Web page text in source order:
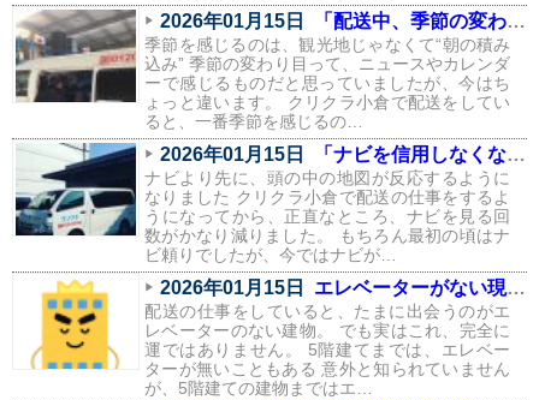
2026年01月15日 「配送中、季節の変わり目を一番感じるのはこの瞬間」
季節を感じるのは、観光地じゃなくて“朝の積み
込み” 季節の変わり目って、ニュースやカレンダ
ーで感じるものだと思っていましたが、今はち
ょっと違います。 クリクラ小倉で配送をしてい
ると、一番季節を感じるの…
2026年01月15日 「ナビを信用しなくなりました。配送で身についた“地元の勘”」
ナビより先に、頭の中の地図が反応するように
なりました クリクラ小倉で配送の仕事をするよ
うになってから、正直なところ、ナビを見る回
数がかなり減りました。 もちろん最初の頃はナ
ビ頼りでしたが、今ではナビが…
2026年01月15日 エレベーターがない現場あるある（配送員の本音つき）
配送の仕事をしていると、たまに出会うのがエ
レベーターのない建物。 でも実はこれ、完全に
運ではありません。 5階建てまでは、エレベー
ターが無いこともある 意外と知られていません
が、5階建ての建物まではエ…